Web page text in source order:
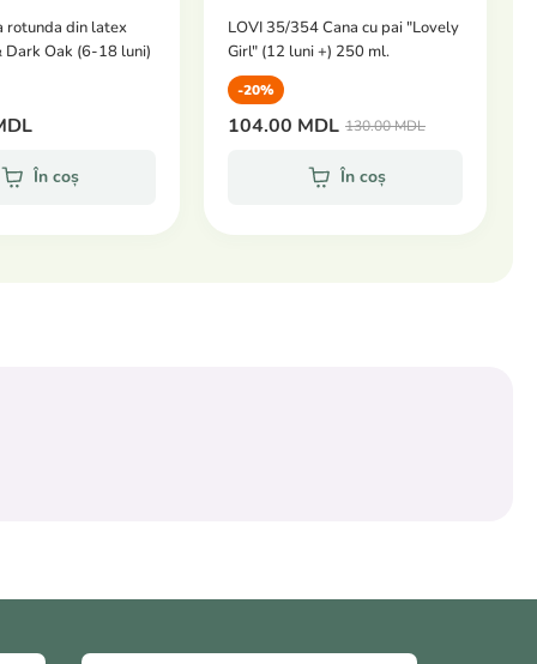
rotunda din latex
Dark Oak (6-18 luni)
În coș
LOVI 35/354 Cana cu pai "Lovely
Girl" (12 luni +) 250 ml.
-20%
104.00 MDL 130.00 MDL
În coș